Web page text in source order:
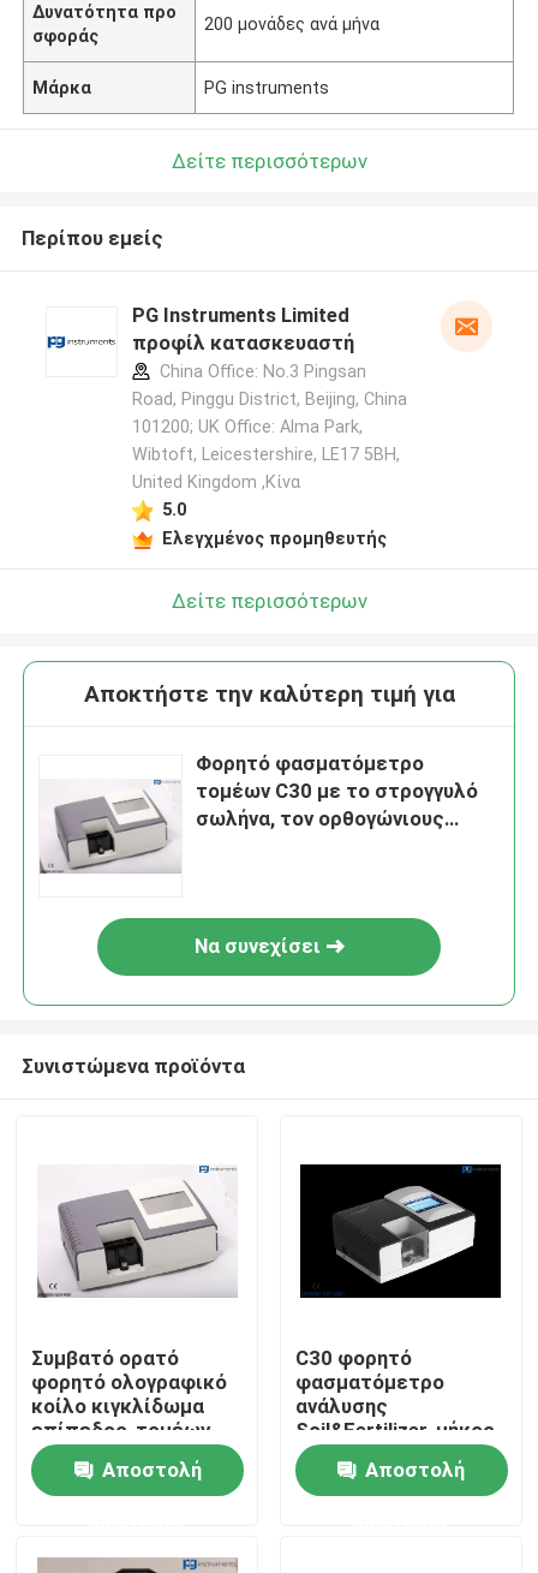
Σπίτι
Σχετικά με εμάς
Επαφές
Δυνατότητα προ
σφοράς
200 μονάδες ανά μήνα
Μάρκα PG instruments
Δείτε περισσότερων
Περίπου εμείς
PG Instruments Limited
προφίλ κατασκευαστή
China Office: No.3 Pingsan
Road, Pinggu District, Beijing, China
101200; UK Office: Alma Park,
Wibtoft, Leicestershire, LE17 5BH,
United Kingdom ,Κίνα
5.0
Ελεγχμένος προμηθευτής
Δείτε περισσότερων
Αποκτήστε την καλύτερη τιμή για
Φορητό φασματόμετρο
τομέων C30 με το στρογγυλό
σωλήνα, τον ορθογώνιους
Να συνεχίσει
Συνιστώμενα προϊόντα
Συμβατό ορατό
φορητό ολογραφικό
κοίλο κιγκλίδωμα
επίπεδος-τομέων
φασματομέτρων C30
Αποστολή
C30 φορητό
φασματόμετρο
ανάλυσης
Soil&Fertilizer, μήκος
κύματος
Reproducibility≤
0.1nm
Αποστολή